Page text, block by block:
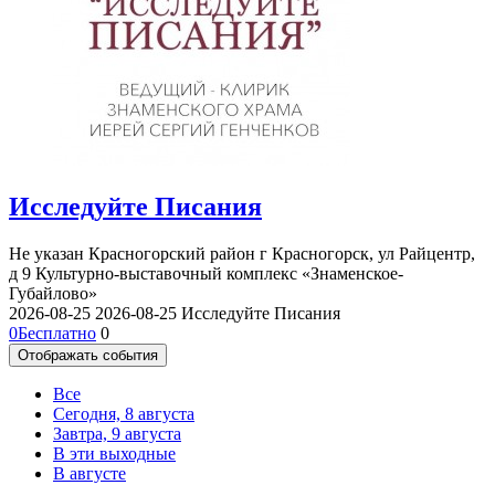
Исследуйте Писания
Не указан Красногорский район г Красногорск, ул Райцентр,
д 9 Культурно-выставочный комплекс «Знаменское-
Губайлово»
2026-08-25 2026-08-25 Исследуйте Писания
0Бесплатно 0
Отображать события
Все
Сегодня, 8 августа
Завтра, 9 августа
В эти выходные
В августе